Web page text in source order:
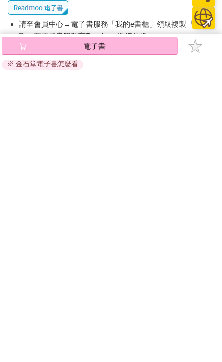
請至會員中心→電子書服務「我的e書櫃」領取複製『兌換
碼』至電子書服務商Readmoo進行兌換。
退換貨須知：
因版權保護，您在金石堂所購買的電子書僅能以金石堂專屬
電子書
※ 金石堂電子書怎麼看